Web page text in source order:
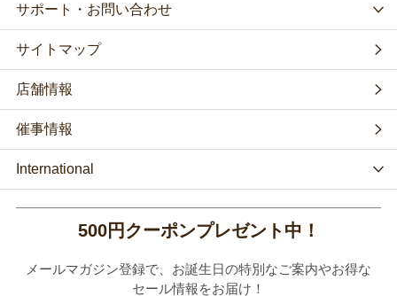
サポート・お問い合わせ
サイトマップ
店舗情報
催事情報
International
500円クーポンプレゼント中！
メールマガジン登録で、お誕生日の特別なご案内やお得な
セール情報をお届け！